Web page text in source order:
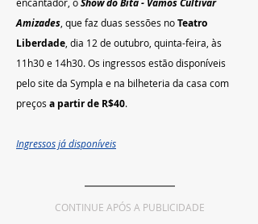
encantador, o Show do Bita - Vamos Cultivar
Amizades, que faz duas sessões no Teatro
Liberdade, dia 12 de outubro, quinta-feira, às
11h30 e 14h30. Os ingressos estão disponíveis
pelo site da Sympla e na bilheteria da casa com
preços a partir de R$40.
Ingressos já disponíveis
CONTINUE APÓS A PUBLICIDADE